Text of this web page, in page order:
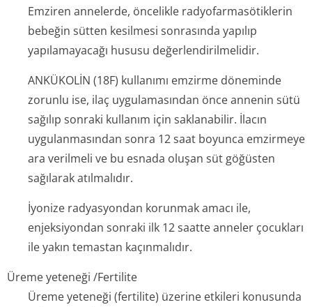
Emziren annelerde, öncelikle radyofarmasöti­klerin
bebeğin sütten kesilmesi sonrasında yapılıp
yapılamayacağı hususu değerlendiril­melidir.
ANKÜKOLİN (18F) kullanımı emzirme döneminde
zorunlu ise, ilaç uygulamasından önce annenin sütü
sağılıp sonraki kullanım için saklanabilir. İlacın
uygulanmasından sonra 12 saat boyunca emzirmeye
ara verilmeli ve bu esnada oluşan süt göğüsten
sağılarak atılmalıdır.
İyonize radyasyondan korunmak amacı ile,
enjeksiyondan sonraki ilk 12 saatte anneler çocukları
ile yakın temastan kaçınmalıdır.
Üreme yeteneği /Fertilite
Üreme yeteneği (fertilite) üzerine etkileri konusunda